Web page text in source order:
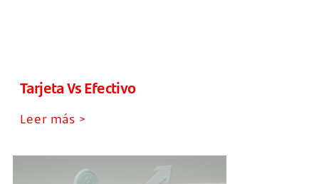
Tarjeta Vs Efectivo
Leer más >